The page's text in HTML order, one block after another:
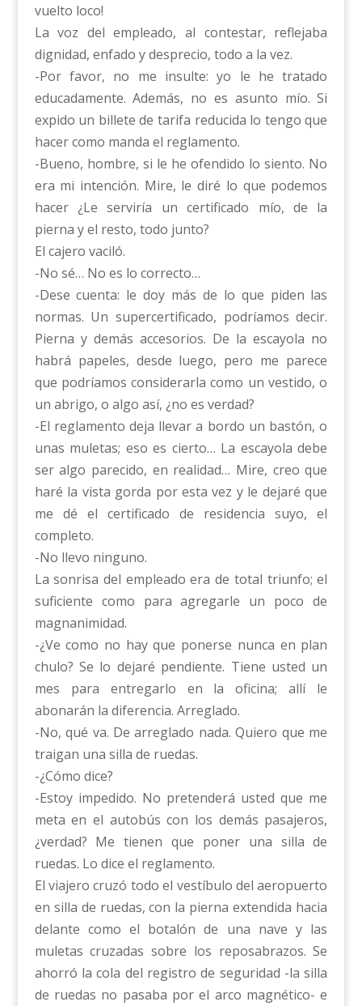
vuelto loco!
La voz del empleado, al contestar, reflejaba
dignidad, enfado y desprecio, todo a la vez.
-Por favor, no me insulte: yo le he tratado
educadamente. Además, no es asunto mío. Si
expido un billete de tarifa reducida lo tengo que
hacer como manda el reglamento.
-Bueno, hombre, si le he ofendido lo siento. No
era mi intención. Mire, le diré lo que podemos
hacer ¿Le serviría un certificado mío, de la
pierna y el resto, todo junto?
El cajero vaciló.
-No sé… No es lo correcto…
-Dese cuenta: le doy más de lo que piden las
normas. Un supercertificado, podríamos decir.
Pierna y demás accesorios. De la escayola no
habrá papeles, desde luego, pero me parece
que podríamos considerarla como un vestido, o
un abrigo, o algo así, ¿no es verdad?
-El reglamento deja llevar a bordo un bastón, o
unas muletas; eso es cierto… La escayola debe
ser algo parecido, en realidad… Mire, creo que
haré la vista gorda por esta vez y le dejaré que
me dé el certificado de residencia suyo, el
completo.
-No llevo ninguno.
La sonrisa del empleado era de total triunfo; el
suficiente como para agregarle un poco de
magnanimidad.
-¿Ve como no hay que ponerse nunca en plan
chulo? Se lo dejaré pendiente. Tiene usted un
mes para entregarlo en la oficina; allí le
abonarán la diferencia. Arreglado.
-No, qué va. De arreglado nada. Quiero que me
traigan una silla de ruedas.
-¿Cómo dice?
-Estoy impedido. No pretenderá usted que me
meta en el autobús con los demás pasajeros,
¿verdad? Me tienen que poner una silla de
ruedas. Lo dice el reglamento.
El viajero cruzó todo el vestíbulo del aeropuerto
en silla de ruedas, con la pierna extendida hacia
delante como el botalón de una nave y las
muletas cruzadas sobre los reposabrazos. Se
ahorró la cola del registro de seguridad -la silla
de ruedas no pasaba por el arco magnético- e